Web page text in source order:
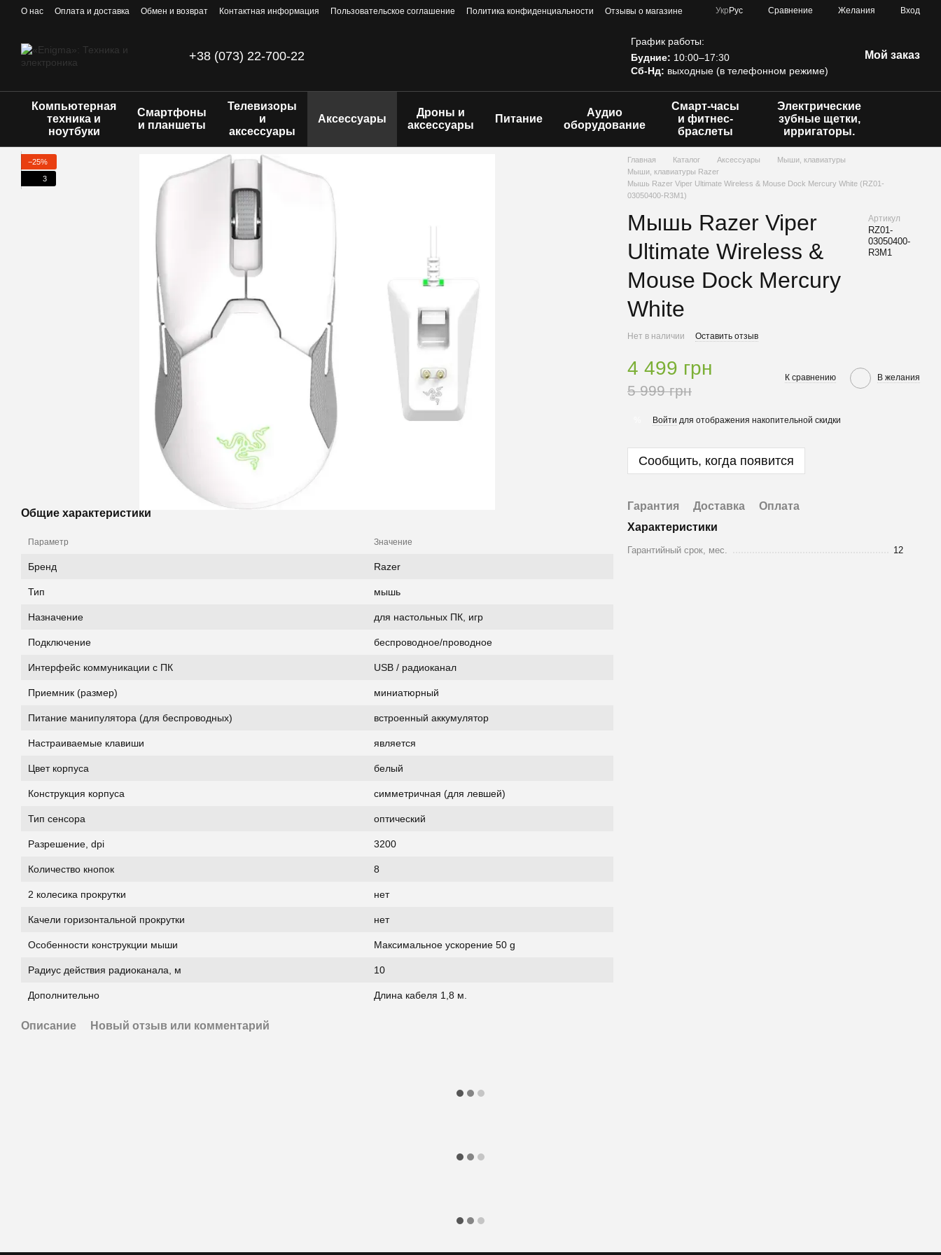
Перейти к основному контенту
О нас Оплата и доставка Обмен и возврат Контактная информация Пользовательское соглашение Политика конфиденциальности Отзывы о магазине Укр Рус Сравнение Желания Вход
+38 (073) 22-700-22
График работы:
Будние: 10:00–17:30
Сб-Нд: выходные (в телефонном режиме)
Мой заказ
Компьютерная
техника и
ноутбуки
Смартфоны
и планшеты
Телевизоры
и
аксессуары
Аксессуары
Дроны и
аксессуары
Питание
Аудио
оборудование
Смарт-часы
и фитнес-
браслеты
Электрические
зубные щетки,
ирригаторы.
−25%
3
Общие характеристики
Параметр Значение
Бренд Razer
Тип мышь
Назначение для настольных ПК, игр
Подключение беспроводное/проводное
Интерфейс коммуникации с ПК USB / радиоканал
Приемник (размер) миниатюрный
Питание манипулятора (для беспроводных) встроенный аккумулятор
Настраиваемые клавиши является
Цвет корпуса белый
Конструкция корпуса симметричная (для левшей)
Тип сенсора оптический
Разрешение, dpi 3200
Количество кнопок 8
2 колесика прокрутки нет
Качели горизонтальной прокрутки нет
Особенности конструкции мыши Максимальное ускорение 50 g
Радиус действия радиоканала, м 10
Дополнительно Длина кабеля 1,8 м.
Главная Каталог Аксессуары
Мыши, клавиатуры
Мыши, клавиатуры Razer
Мышь Razer Viper Ultimate Wireless & Mouse Dock Mercury White (RZ01-
03050400-R3M1)
Мышь Razer Viper
Ultimate Wireless &
Mouse Dock Mercury
White
Артикул
RZ01-
03050400-
R3M1
Нет в наличии Оставить отзыв
4 499 грн
5 999 грн
К сравнению В желания
Войти для отображения накопительной скидки
Сообщить, когда появится
Гарантия Доставка
Оплата
Характеристики
Гарантийный срок, мес. 12
Описание Новый отзыв или комментарий